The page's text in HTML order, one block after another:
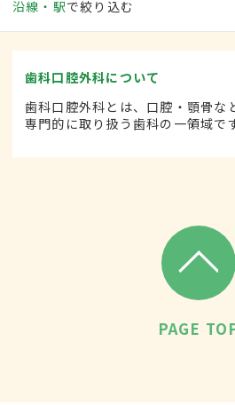
沿線・駅で絞り込む
歯科口腔外科について
歯科口腔外科とは、口腔・顎骨な
専門的に取り扱う歯科の一領域です
PAGE